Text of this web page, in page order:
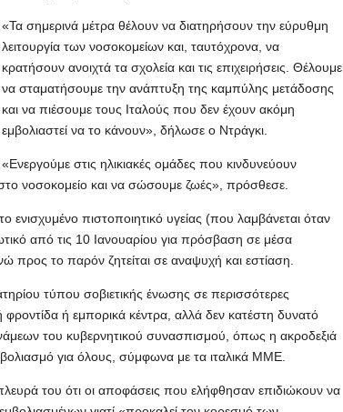
«Τα σημερινά μέτρα θέλουν να διατηρήσουν την εύρυθμη
λειτουργία των νοσοκομείων και, ταυτόχρονα, να
κρατήσουν ανοιχτά τα σχολεία και τις επιχειρήσεις. Θέλουμε
να σταματήσουμε την ανάπτυξη της καμπύλης μετάδοσης
και να πιέσουμε τους Ιταλούς που δεν έχουν ακόμη
εμβολιαστεί να το κάνουν», δήλωσε ο Ντράγκι.
«Ενεργούμε στις ηλικιακές ομάδες που κινδυνεύουν
νοσοκομείο και να σώσουμε ζωές», πρόσθεσε.
πιστοποιητικό υγείας (που λαμβάνεται όταν
από τις 10 Ιανουαρίου για πρόσβαση σε μέσα
προς το παρόν ζητείται σε αναψυχή και εστίαση.
τύπου σοβιετικής ένωσης σε περισσότερες
ή εμπορικά κέντρα, αλλά δεν κατέστη δυνατό
του κυβερνητικού συνασπισμού, όπως η ακροδεξιά
για όλους, σύμφωνα με τα ιταλικά ΜΜΕ.
του ότι οι αποφάσεις που ελήφθησαν επιδιώκουν να